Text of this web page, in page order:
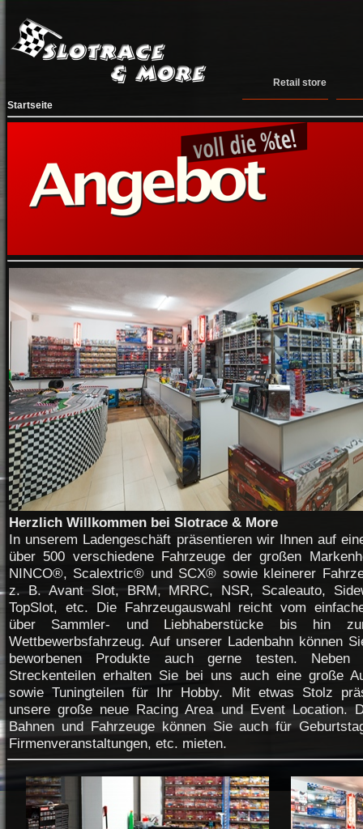
Retail store
Startseite
Herzlich Willkommen bei Slotrace & More
In unserem Ladengeschäft präsentieren wir Ihnen auf
über 500 verschiedene Fahrzeuge der großen
NINCO®, Scalextric® und SCX® sowie kleinerer
z. B. Avant Slot, BRM, MRRC, NSR, Scaleauto,
TopSlot, etc. Die Fahrzeugauswahl reicht vom
über Sammler- und Liebhaberstücke bis hin
Wettbewerbsfahrzeug. Auf unserer Ladenbahn können
beworbenen Produkte auch gerne testen. Neben
Streckenteilen erhalten Sie bei uns auch eine große
sowie Tuningteilen für Ihr Hobby. Mit etwas Stolz
unsere große neue Racing Area und Event Location.
Bahnen und Fahrzeuge können Sie auch für
Firmenveranstaltungen, etc. mieten.